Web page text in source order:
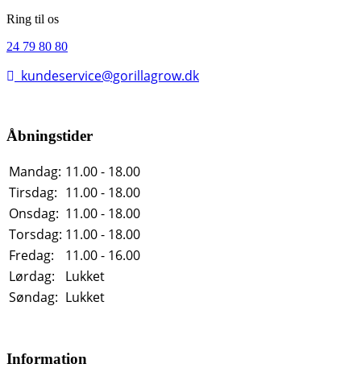
Ring til os
24 79 80 80
kundeservice@gorillagrow.dk
Åbningstider
Mandag: 11.00 - 18.00
Tirsdag: 11.00 - 18.00
Onsdag: 11.00 - 18.00
Torsdag: 11.00 - 18.00
Fredag:
11.00 - 16.00
Lørdag:
Lukket
Søndag: Lukket
Information